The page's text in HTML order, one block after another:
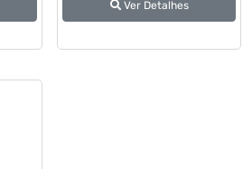
Ver Detalhes